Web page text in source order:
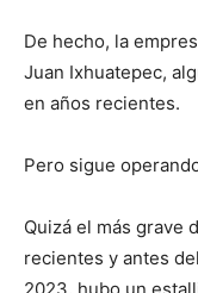
De hecho, la
Juan Ixhuatepec,
en años recientes.
Pero sigue
Quizá el más grave
recientes y antes